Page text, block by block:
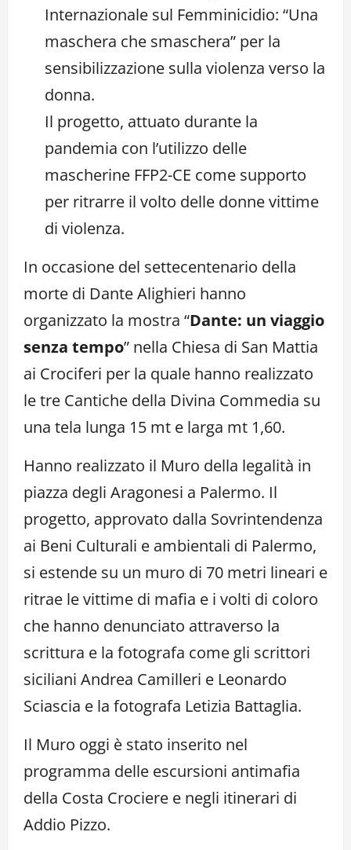
Internazionale sul Femminicidio: “Una
maschera che smaschera” per la
sensibilizzazione sulla violenza verso la
donna.
Il progetto, attuato durante la
pandemia con l’utilizzo delle
mascherine FFP2-CE come supporto
per ritrarre il volto delle donne vittime
di violenza.
In occasione del settecentenario della
morte di Dante Alighieri hanno
organizzato la mostra “Dante: un viaggio
senza tempo” nella Chiesa di San Mattia
ai Crociferi per la quale hanno realizzato
le tre Cantiche della Divina Commedia su
una tela lunga 15 mt e larga mt 1,60.
Hanno realizzato il Muro della legalità in
piazza degli Aragonesi a Palermo. Il
progetto, approvato dalla Sovrintendenza
ai Beni Culturali e ambientali di Palermo,
si estende su un muro di 70 metri lineari e
ritrae le vittime di mafia e i volti di coloro
che hanno denunciato attraverso la
scrittura e la fotografa come gli scrittori
siciliani Andrea Camilleri e Leonardo
Sciascia e la fotografa Letizia Battaglia.
Il Muro oggi è stato inserito nel
programma delle escursioni antimafia
della Costa Crociere e negli itinerari di
Addio Pizzo.